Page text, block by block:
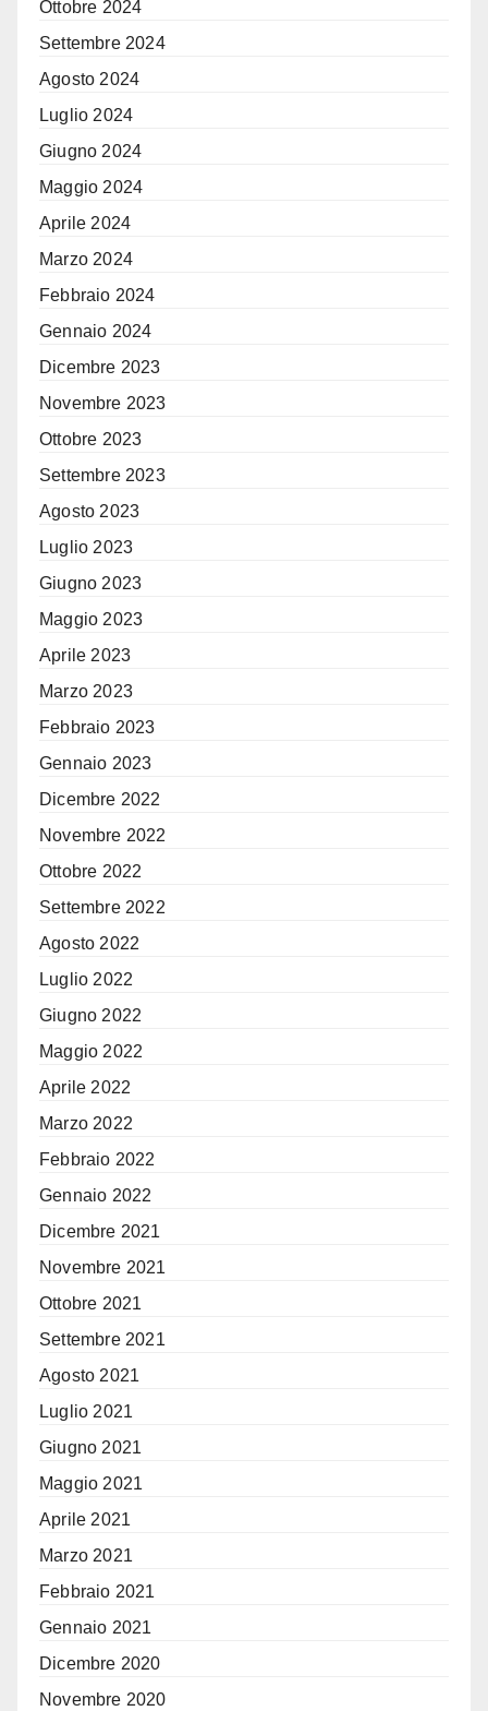
Ottobre 2024
Settembre 2024
Agosto 2024
Luglio 2024
Giugno 2024
Maggio 2024
Aprile 2024
Marzo 2024
Febbraio 2024
Gennaio 2024
Dicembre 2023
Novembre 2023
Ottobre 2023
Settembre 2023
Agosto 2023
Luglio 2023
Giugno 2023
Maggio 2023
Aprile 2023
Marzo 2023
Febbraio 2023
Gennaio 2023
Dicembre 2022
Novembre 2022
Ottobre 2022
Settembre 2022
Agosto 2022
Luglio 2022
Giugno 2022
Maggio 2022
Aprile 2022
Marzo 2022
Febbraio 2022
Gennaio 2022
Dicembre 2021
Novembre 2021
Ottobre 2021
Settembre 2021
Agosto 2021
Luglio 2021
Giugno 2021
Maggio 2021
Aprile 2021
Marzo 2021
Febbraio 2021
Gennaio 2021
Dicembre 2020
Novembre 2020